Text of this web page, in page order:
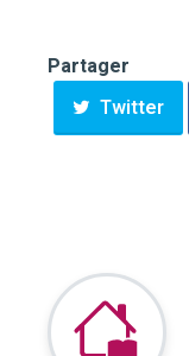
Partager
Twitter